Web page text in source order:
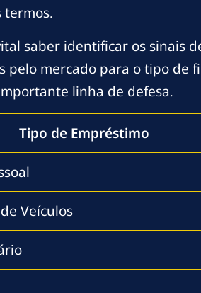
termos.
saber identificar os sinais
pelo mercado para o tipo de
linha de defesa.
Tipo de Empréstimo
Veículos